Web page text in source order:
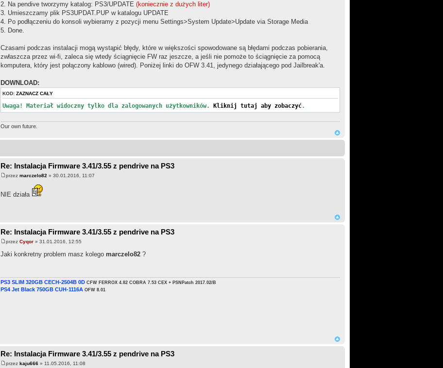
2. Na pendive tworzymy katalog: PS3/UPDATE (koniecznie z dużych liter)
3. Umieszczamy plik PS3UPDAT.PUP w katalogu UPDATE
4. Po podłączeniu do konsoli wybieramy z pozycji menu Settings>System Update>Update via Storage Media
5. Done.
Czasami podczas instalacji mogą wystąpić błędy, które w większości spowodowane są błędami podczas pobierania,
zwłaszcza przez wi-fi, zaleca się wtedy ściągnięcie FW raz jeszcze, a jeśli nie pomoże to ściągnięcie za pomocą
komputera, który jest połączony kablowo (wired). Poniżej linki do OFW 3.41, jedynego działającego pod Jailbreak'a.
DOWNLOAD:
KOD: ZAZNACZ CAŁY
Uwaga! Materiał widoczny tylko dla zalogowanych użytkowników. Kliknij tutaj aby zobaczyć.
Our own future.
Re: Instalacja Firmware 3.41/3.55 z pendrive na PS3
przez marczelo82 » 30.01.2016, 11:07
NIE działa
Re: Instalacja Firmware 3.41/3.55 z pendrive na PS3
przez Cyqor» 31.01.2016, 12:55
Jaki konkretny problem masz kolego marczelo82?
PS3 SLIM 320GB CECH-2504B 0D CFW FERROX 4.82 COBRA 7.53 CEX + PSNPatch 2017.02/B
PS4 Jet Black 750GB CUH-1116A OFW 8.01
Re: Instalacja Firmware 3.41/3.55 z pendrive na PS3
przez kaju666» 11.05.2016, 11:08